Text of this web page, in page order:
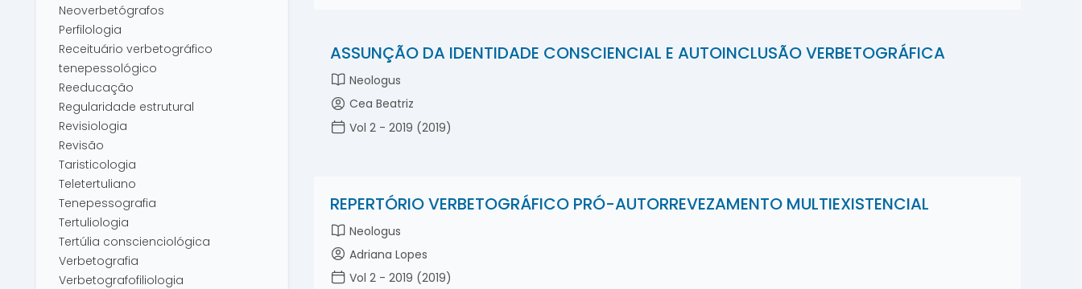
Neoverbetógrafos
Perfilologia
Receituário verbetográfico
tenepessológico
Reeducação
Regularidade estrutural
Revisiologia
Revisão
Taristicologia
Teletertuliano
Tenepessografia
Tertuliologia
Tertúlia conscienciológica
Verbetografia
Verbetografofiliologia
ASSUNÇÃO DA IDENTIDADE CONSCIENCIAL E AUTOINCLUSÃO VERBETOGRÁFICA
Neologus
Cea Beatriz
Vol 2 - 2019 (2019)
REPERTÓRIO VERBETOGRÁFICO PRÓ-AUTORREVEZAMENTO MULTIEXISTENCIAL
Neologus
Adriana Lopes
Vol 2 - 2019 (2019)